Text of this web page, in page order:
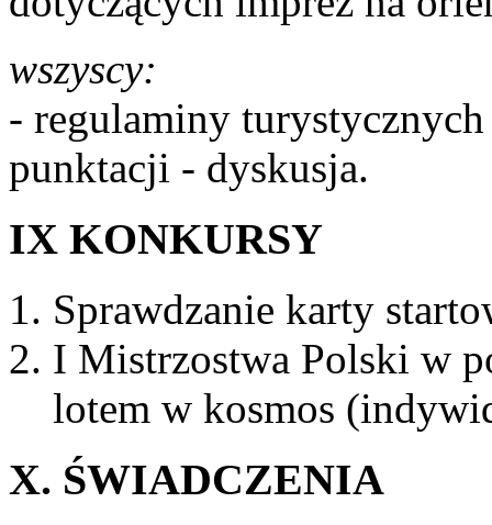
wszyscy:
- regulaminy
punktacji - dyskusja.
IX KONKURSY
Sprawdzanie karty
I Mistrzostwa Polski w
lotem w kosmos
X. ŚWIADCZENIA